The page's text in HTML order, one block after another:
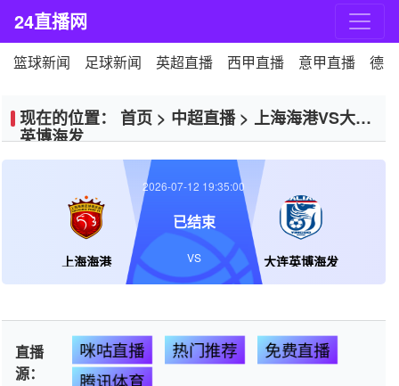
24直播网
篮球新闻 足球新闻 英超直播 西甲直播 意甲直播 德
现在的位置： 首页 > 中超直播> 上海海港VS大连
英博海发
上海海港 大连英博海发
2026-07-12 19:35:00
已结束
VS
直播
源：
咪咕直播 热门推荐
免费直播
腾讯体育